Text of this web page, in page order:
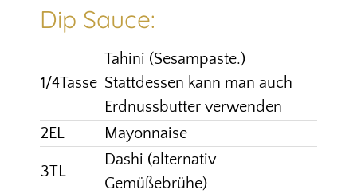
Dip Sauce:
1/4Tasse
Tahini (Sesampaste.)
Stattdessen kann man auch
Erdnussbutter verwenden
2EL
Mayonnaise
3TL
Dashi (alternativ
Gemüßebrühe)